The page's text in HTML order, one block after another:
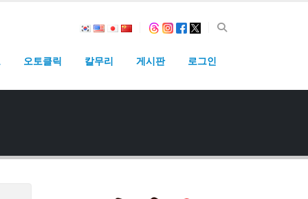
오토클릭 칼무리 게시판 로그인